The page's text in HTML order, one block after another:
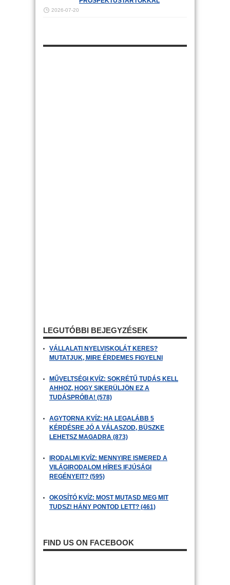
2026-07-20
LEGUTÓBBI BEJEGYZÉSEK
VÁLLALATI NYELVISKOLÁT KERES?
MUTATJUK, MIRE ÉRDEMES FIGYELNI
MŰVELTSÉGI KVÍZ: SOKRÉTŰ TUDÁS KELL
AHHOZ, HOGY SIKERÜLJÖN EZ A
TUDÁSPRÓBA! (578)
AGYTORNA KVÍZ: HA LEGALÁBB 5
KÉRDÉSRE JÓ A VÁLASZOD, BÜSZKE
LEHETSZ MAGADRA (873)
IRODALMI KVÍZ: MENNYIRE ISMERED A
VILÁGIRODALOM HÍRES IFJÚSÁGI
REGÉNYEIT? (595)
OKOSÍTÓ KVÍZ: MOST MUTASD MEG MIT
TUDSZ! HÁNY PONTOD LETT? (461)
FIND US ON FACEBOOK